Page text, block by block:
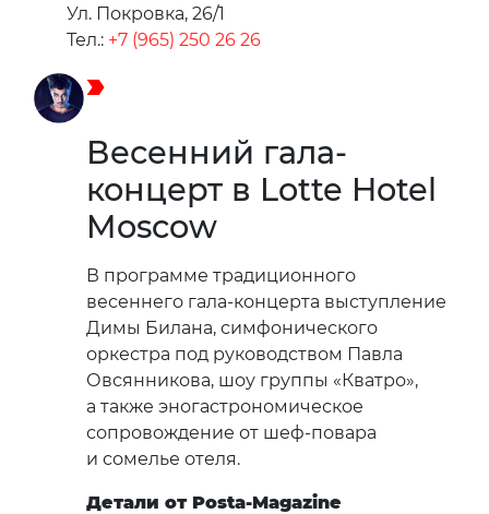
Ул. Покровка, 26/1
Тел.: +7 (965) 250 26 26
Весенний гала-
концерт в Lotte Hotel
Moscow
В программе традиционного
весеннего гала-концерта выступление
Димы Билана, симфонического
оркестра под руководством Павла
Овсянникова, шоу группы «Кватро»,
а также эногастрономическое
сопровождение от шеф-повара
и сомелье отеля.
Детали от Posta-Magazine